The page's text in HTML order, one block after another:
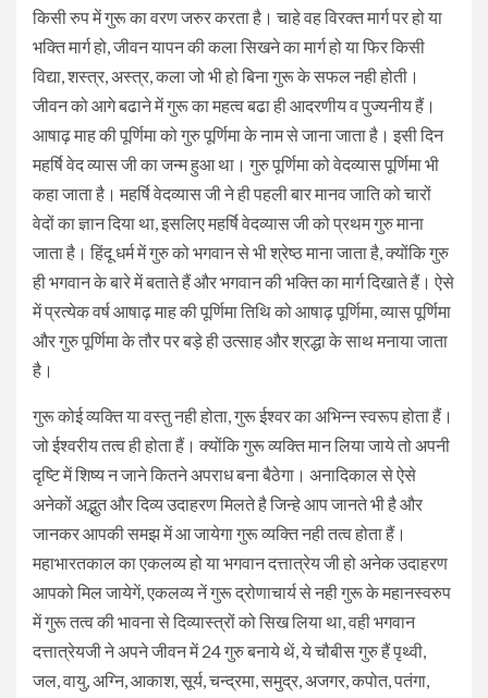
किसी रुप में गुरू का वरण जरुर करता है। चाहे वह विरक्त मार्ग पर हो या
भक्ति मार्ग हो, जीवन यापन की कला सिखने का मार्ग हो या फिर किसी
विद्या, शस्त्र, अस्त्र, कला जो भी हो बिना गुरू के सफल नही होती।
जीवन को आगे बढाने में गुरू का महत्व बढा ही आदरणीय व पुज्यनीय हैं।
आषाढ़ माह की पूर्णिमा को गुरु पूर्णिमा के नाम से जाना जाता है। इसी दिन
महर्षि वेद व्यास जी का जन्म हुआ था। गुरु पूर्णिमा को वेदव्यास पूर्णिमा भी
कहा जाता है। महर्षि वेदव्यास जी ने ही पहली बार मानव जाति को चारों
वेदों का ज्ञान दिया था, इसलिए महर्षि वेदव्यास जी को प्रथम गुरु माना
जाता है। हिंदू धर्म में गुरु को भगवान से भी श्रेष्ठ माना जाता है, क्योंकि गुरु
ही भगवान के बारे में बताते हैं और भगवान की भक्ति का मार्ग दिखाते हैं। ऐसे
में प्रत्येक वर्ष आषाढ़ माह की पूर्णिमा तिथि को आषाढ़ पूर्णिमा, व्यास पूर्णिमा
और गुरु पूर्णिमा के तौर पर बड़े ही उत्साह और श्रद्धा के साथ मनाया जाता
है।
गुरू कोई व्यक्ति या वस्तु नही होता, गुरू ईश्वर का अभिन्न स्वरूप होता हैं।
जो ईश्वरीय तत्व ही होता हैं। क्योंकि गुरू व्यक्ति मान लिया जाये तो अपनी
दृष्टि में शिष्य न जाने कितने अपराध बना बैठेगा। अनादिकाल से ऐसे
अनेकों अद्भुत और दिव्य उदाहरण मिलते है जिन्हे आप जानते भी है और
जानकर आपकी समझ में आ जायेगा गुरू व्यक्ति नही तत्व होता हैं।
महाभारतकाल का एकलव्य हो या भगवान दत्तात्रेय जी हो अनेक उदाहरण
आपको मिल जायेगें, एकलव्य नें गुरू द्रोणाचार्य से नही गुरू के महानस्वरुप
में गुरू तत्व की भावना से दिव्यास्त्रों को सिख लिया था, वही भगवान
दत्तात्रेयजी ने अपने जीवन में 24 गुरु बनाये थें, ये चौबीस गुरु हैं पृथ्वी,
जल, वायु, अग्नि, आकाश, सूर्य, चन्द्रमा, समुद्र, अजगर, कपोत, पतंगा,